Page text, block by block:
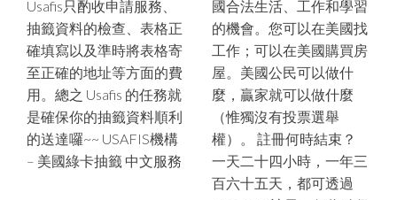
Usafis只酌收申請服務、
抽籤資料的檢查、表格正
確填寫以及準時將表格寄
至正確的地址等方面的費
用。總之 Usafis 的任務就
是確保你的抽籤資料順利
的送達囉~~ USAFIS機構
– 美國綠卡抽籤 中文服務
國合法生活、工作和學習
的機會。您可以在美國找
工作；可以在美國購買房
屋。美國公民可以做什
麼，贏家就可以做什麼
（惟獨沒有投票選舉
權）。 註冊何時結束？
一天二十四小時，一年三
百六十五天，都可透過